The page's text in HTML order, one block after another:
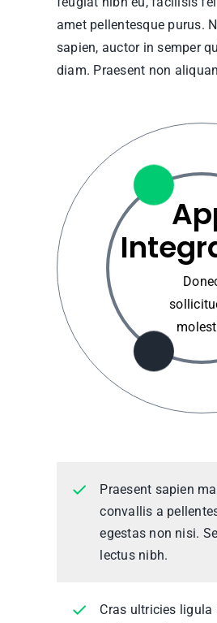
amet pellentesque purus.
sapien, auctor in semper
diam. Praesent non
Praesent sapien
convallis a
egestas non nisi.
lectus nibh.
Cras ultricies ligula